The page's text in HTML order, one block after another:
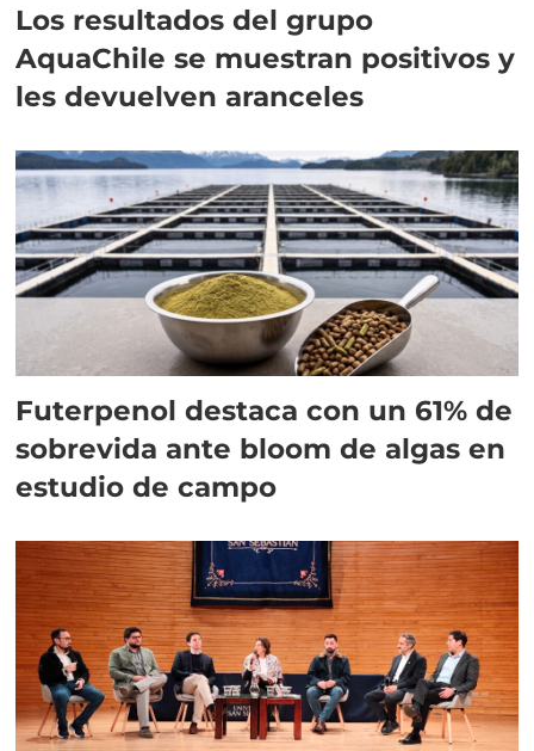
Los resultados del grupo
AquaChile se muestran positivos y
les devuelven aranceles
Futerpenol destaca con un 61% de
sobrevida ante bloom de algas en
estudio de campo